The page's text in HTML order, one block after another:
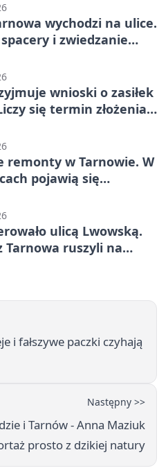
wychodzi na ulice.
i zwiedzanie
wnioski o zasiłek
się termin złożenia
remonty w Tarnowie. W
pojawią się
ulicą Lwowską.
Tarnowa ruszyli na
i fałszywe paczki czyhają
Następny >>
i Tarnów - Anna Maziuk
prosto z dzikiej natury